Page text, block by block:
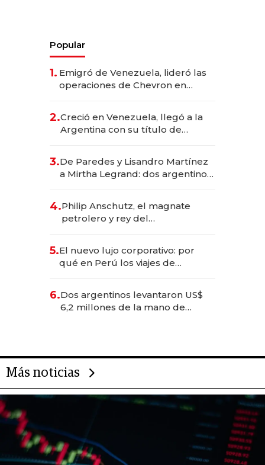
Popular
1. Emigró de Venezuela, lideró las
operaciones de Chevron en
2.Creció en Venezuela, llegó a la
Argentina con su título de
las marcas "fast premium"
3.De Paredes y Lisandro Martínez
a Mirtha Legrand: dos argentinos
4.Philip Anschutz, el magnate
petrolero y rey del
Fénix
5.El nuevo lujo corporativo: por
qué en Perú los viajes de
para convertirse en experiencias
transformadoras
6.Dos argentinos levantaron US$
6,2 millones de la mano de
Más noticias